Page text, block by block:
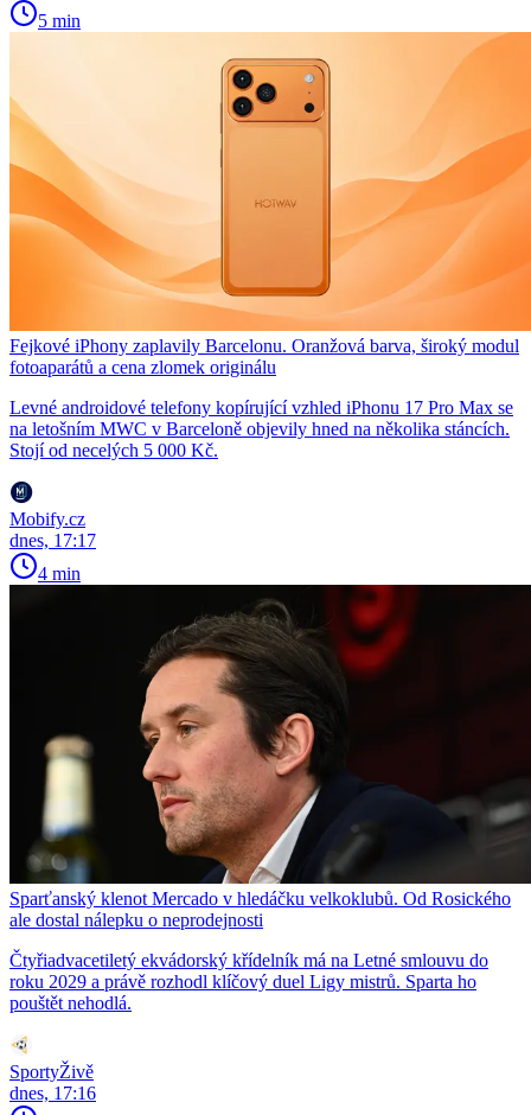
5 min
Fejkové iPhony zaplavily Barcelonu. Oranžová barva, široký modul
fotoaparátů a cena zlomek originálu
Levné androidové telefony kopírující vzhled iPhonu 17 Pro Max se
na letošním MWC v Barceloně objevily hned na několika stáncích.
Stojí od necelých 5 000 Kč.
Mobify.cz
dnes, 17:17
4 min
Sparťanský klenot Mercado v hledáčku velkoklubů. Od Rosického
ale dostal nálepku o neprodejnosti
Čtyřiadvacetiletý ekvádorský křídelník má na Letné smlouvu do
roku 2029 a právě rozhodl klíčový duel Ligy mistrů. Sparta ho
pouštět nehodlá.
SportyŽivě
dnes, 17:16